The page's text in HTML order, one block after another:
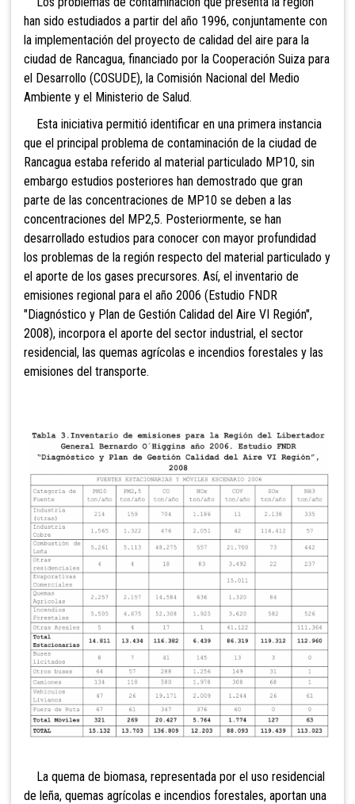
han sido estudiados a partir del año 1996, conjuntamente con
la implementación del proyecto de calidad del aire para la
ciudad de Rancagua, financiado por la Cooperación Suiza para
el Desarrollo (COSUDE), la Comisión Nacional del Medio
Ambiente y el Ministerio de Salud.
Esta iniciativa permitió identificar en una primera instancia
que el principal problema de contaminación de la ciudad de
Rancagua estaba referido al material particulado MP10, sin
embargo estudios posteriores han demostrado que gran
parte de las concentraciones de MP10 se deben a las
concentraciones del MP2,5. Posteriormente, se han
desarrollado estudios para conocer con mayor profundidad
los problemas de la región respecto del material particulado y
el aporte de los gases precursores. Así, el inventario de
emisiones regional para el año 2006 (Estudio FNDR
"Diagnóstico y Plan de Gestión Calidad del Aire VI Región",
2008), incorpora el aporte del sector industrial, el sector
residencial, las quemas agrícolas e incendios forestales y las
emisiones del transporte.
La quema de biomasa, representada por el uso residencial
de leña, quemas agrícolas e incendios forestales, aportan una